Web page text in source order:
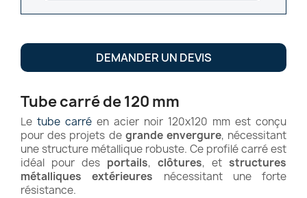
DEMANDER UN DEVIS
Tube carré de 120 mm
Le tube carré en acier noir 120x120 mm est conçu
pour des projets de grande envergure, nécessitant
une structure métallique robuste. Ce profilé carré est
idéal pour des portails, clôtures, et structures
métalliques extérieures nécessitant une forte
résistance.